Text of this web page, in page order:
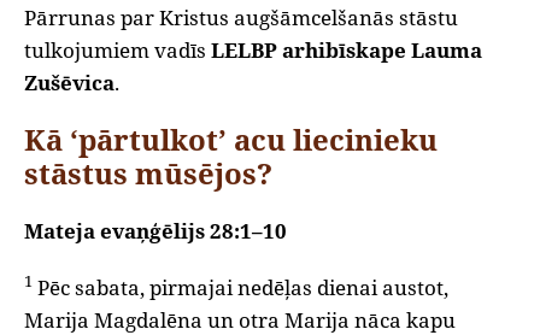
Pārrunas par Kristus augšāmcelšanās stāstu
tulkojumiem vadīs LELBP arhibīskape Lauma
Zušēvica.
Kā ‘pārtulkot’ acu liecinieku
stāstus mūsējos?
Mateja evaņģēlijs 28:1–10
1 Pēc sabata, pirmajai nedēļas dienai austot,
Marija Magdalēna un otra Marija nāca kapu